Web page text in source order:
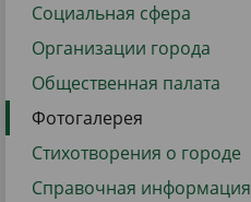
Социальная сфера
Организации города
Общественная палата
Фотогалерея
Стихотворения о городе
Справочная информация